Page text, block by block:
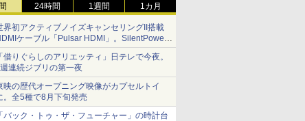
24時間 1週間 1カ月
界初アクティブノイズキャンセリングII搭載
ケーブル「Pulsar HDMI」。SilentPower
ら
「借りぐらしのアリエッティ」日テレで今夜。
連続ジブリの第一夜
映の歴代オープニング映像がカプセルトイ
。全5種で8月下旬発売
「バック・トゥ・ザ・フューチャー」の時計台